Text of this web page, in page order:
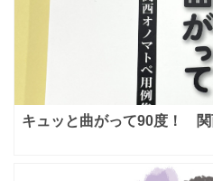
キュッと曲がって90度！